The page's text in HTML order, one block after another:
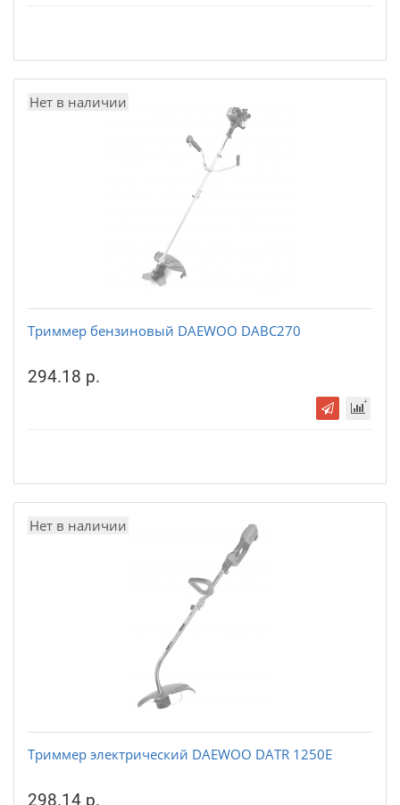
Нет в наличии
Триммер бензиновый DAEWOO DABC270
294.18 р.
Нет в наличии
Триммер электрический DAEWOO DATR 1250E
298.14 р.